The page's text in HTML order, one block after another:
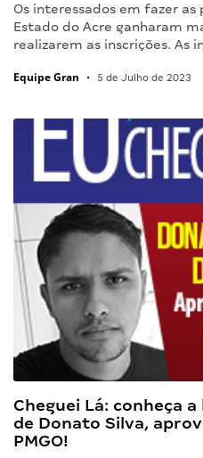
Os interessados em fazer
Estado do Acre ganharam
realizarem as inscrições. As
Equipe Gran • 5 de Julho de 2023
Cheguei Lá: conheça
de Donato Silva,
PMGO!